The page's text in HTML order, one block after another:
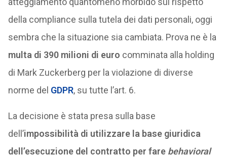
della compliance sulla tutela dei dati personali, oggi
sembra che la situazione sia cambiata. Prova ne è la
multa di 390 milioni di euro comminata alla holding
di Mark Zuckerberg per la violazione di diverse
norme del GDPR, su tutte l’art. 6.
La decisione è stata presa sulla base
dell’impossibilità di utilizzare la base giuridica
dell’esecuzione del contratto per fare behavioral